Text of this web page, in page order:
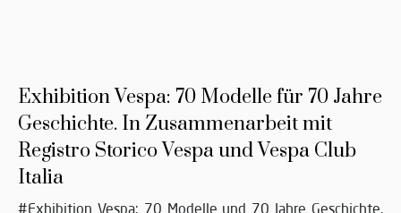
Exhibition Vespa: 70 Modelle für 70 Jahre
Geschichte. In Zusammenarbeit mit
Registro Storico Vespa und Vespa Club
Italia
#Exhibition Vespa: 70 Modelle und 70 Jahre Geschichte.